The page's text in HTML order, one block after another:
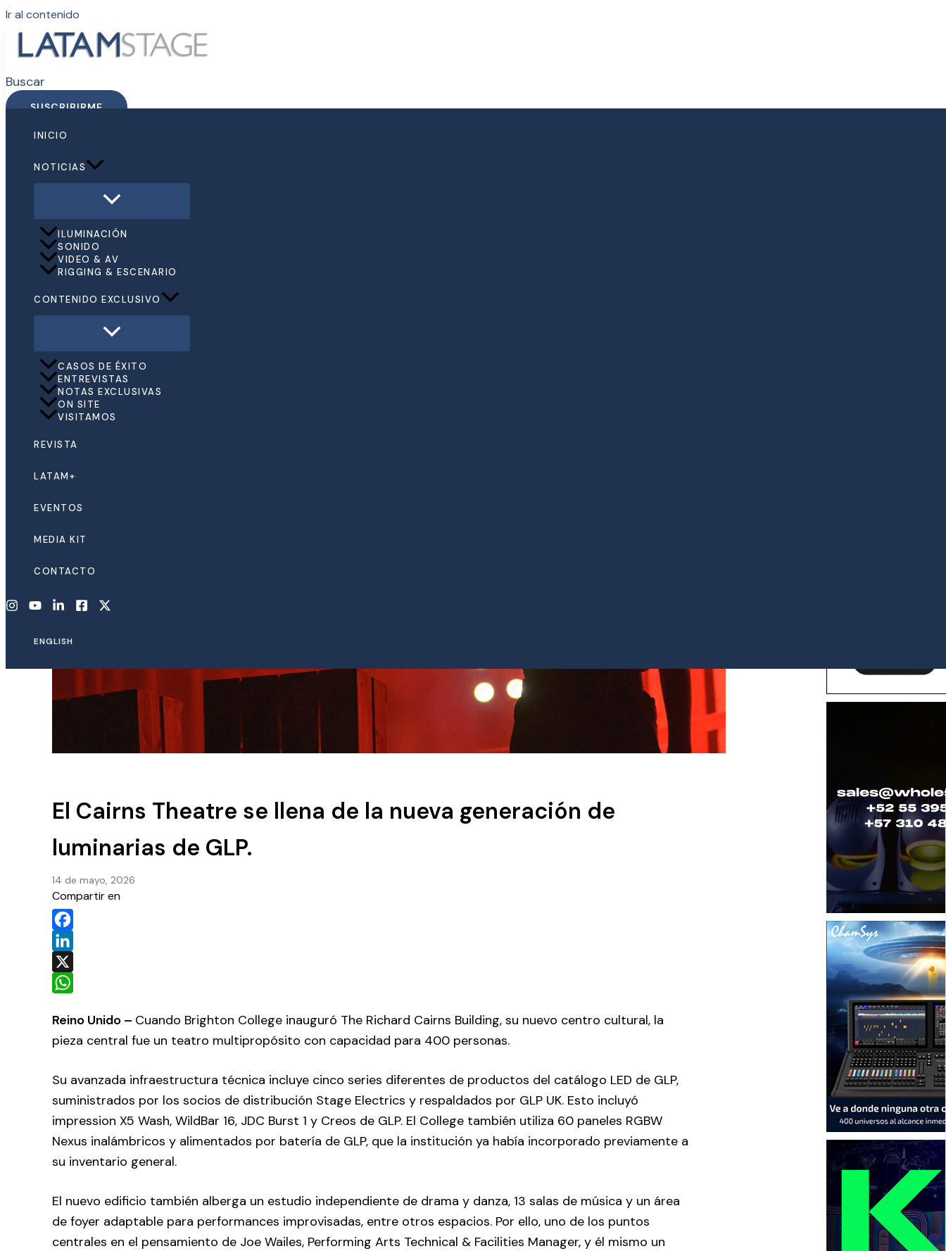
Ir al contenido
Buscar
SUSCRIBIRME
INICIO
NOTICIAS
ILUMINACIÓN
SONIDO
VIDEO & AV
RIGGING & ESCENARIO
CONTENIDO EXCLUSIVO
CASOS DE ÉXITO
ENTREVISTAS
NOTAS EXCLUSIVAS
ON SITE
VISITAMOS
REVISTA
LATAM+
EVENTOS
MEDIA KIT
CONTACTO
ENGLISH
El Cairns Theatre se llena de la nueva generación de
luminarias de GLP.
14 de mayo, 2026
Compartir en
Facebook
LinkedIn
X
Reino Unido – Cuando Brighton College inauguró The Richard Cairns Building, su nuevo centro cultural, la
pieza central fue un teatro multipropósito con capacidad para 400 personas.
Su avanzada infraestructura técnica incluye cinco series diferentes de productos del catálogo LED de GLP,
suministrados por los socios de distribución Stage Electrics y respaldados por GLP UK. Esto incluyó
impression X5 Wash, WildBar 16, JDC Burst 1 y Creos de GLP. El College también utiliza 60 paneles RGBW
Nexus inalámbricos y alimentados por batería de GLP, que la institución ya había incorporado previamente a
su inventario general.
El nuevo edificio también alberga un estudio independiente de drama y danza, 13 salas de música y un área
de foyer adaptable para performances improvisadas, entre otros espacios. Por ello, uno de los puntos
centrales en el pensamiento de Joe Wailes, Performing Arts Technical & Facilities Manager, y él mismo un